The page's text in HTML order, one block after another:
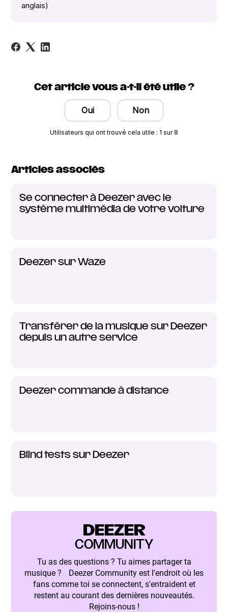
anglais)
Cet article vous a-t-il été utile ?
Oui Non
Utilisateurs qui ont trouvé cela utile : 1 sur 8
Articles associés
Se connecter à Deezer avec le
système multimédia de votre voiture
Deezer sur Waze
Transférer de la musique sur Deezer
depuis un autre service
Deezer commande à distance
Blind tests sur Deezer
DEEZER
COMMUNITY
Tu as des questions ? Tu aimes partager ta
musique ? Deezer Community est l'endroit où les
fans comme toi se connectent, s'entraident et
restent au courant des dernières nouveautés.
Rejoins-nous !